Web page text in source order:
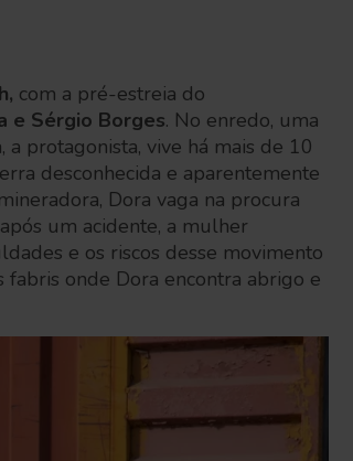
com a pré-estreia do
e Sérgio Borges. No enredo, uma
protagonista, vive há mais de 10
desconhecida e aparentemente
Dora vaga na procura
um acidente, a mulher
e os riscos desse movimento
onde Dora encontra abrigo e